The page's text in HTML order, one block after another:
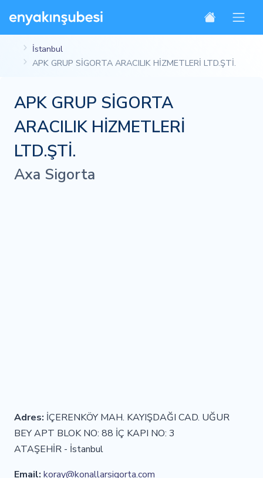
İstanbul
APK GRUP SİGORTA ARACILIK HİZMETLERİ LTD.ŞTİ.
APK GRUP SİGORTA
ARACILIK HİZMETLERİ
LTD.ŞTİ.
Axa Sigorta
Adres: İÇERENKÖY MAH. KAYIŞDAĞI CAD. UĞUR
BEY APT BLOK NO: 88 İÇ KAPI NO: 3
ATAŞEHİR - İstanbul
Email: koray@konallarsigorta.com